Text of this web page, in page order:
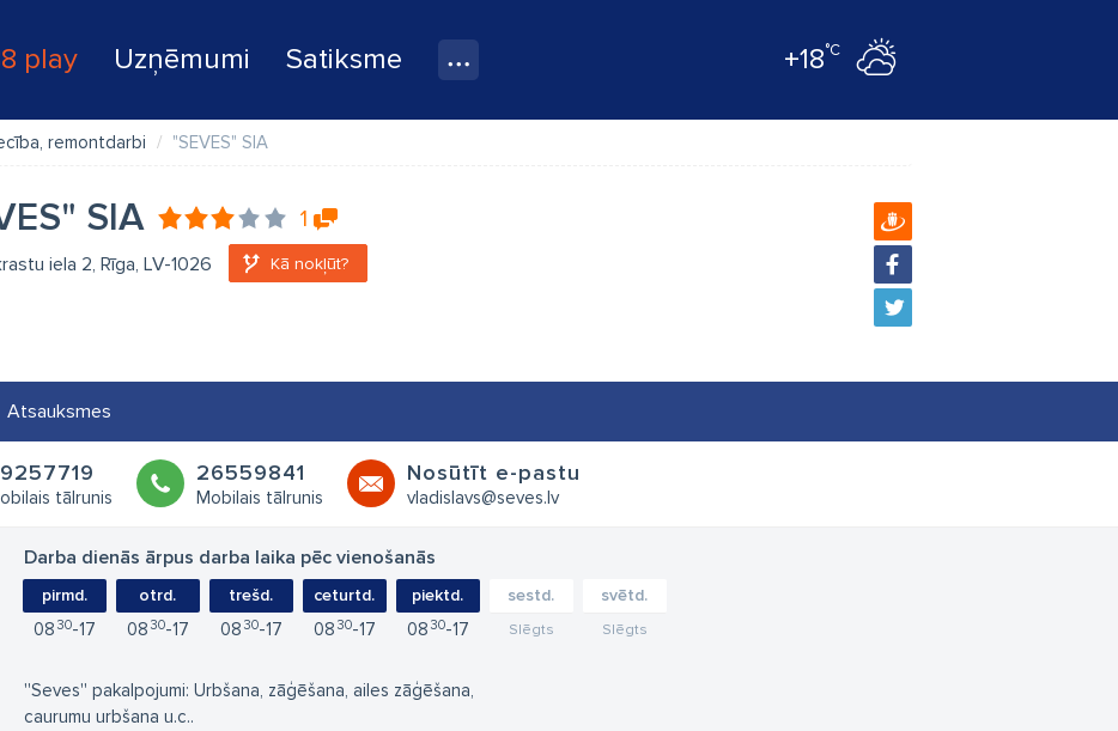
play Uzņēmumi Satiksme +18°C
remontdarbi "SEVES" SIA
SIA 1
iela 2, Rīga, LV-1026 Kā nokļūt?
Atsauksmes
tālrunis
26559841
Mobilais tālrunis
Nosūtīt e-pastu
vladislavs@seves.lv
Darba dienās ārpus darba laika pēc vienošanās
pirmd.
08 30 17
otrd.
08 30 17
trešd.
08 30 17
ceturtd.
08 30 17
piektd.
08 30 17
sestd.
Slēgts
svētd.
Slēgts
''Seves'' pakalpojumi: Urbšana, zāģēšana, ailes zāģēšana,
caurumu urbšana u.c..